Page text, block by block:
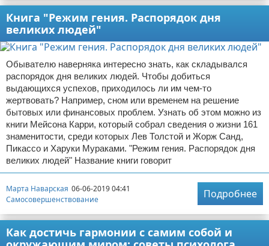
Книга "Режим гения. Распорядок дня
великих людей"
Обывателю наверняка интересно знать, как складывался
распорядок дня великих людей. Чтобы добиться
выдающихся успехов, приходилось ли им чем-то
жертвовать? Например, сном или временем на решение
бытовых или финансовых проблем. Узнать об этом можно из
книги Мейсона Карри, который собрал сведения о жизни 161
знаменитости, среди которых Лев Толстой и Жорж Санд,
Пикассо и Харуки Мураками. "Режим гения. Распорядок дня
великих людей" Название книги говорит
Марта Наварская 06-06-2019 04:41
Самосовершенствование
Подробнее
Как достичь гармонии с самим собой и